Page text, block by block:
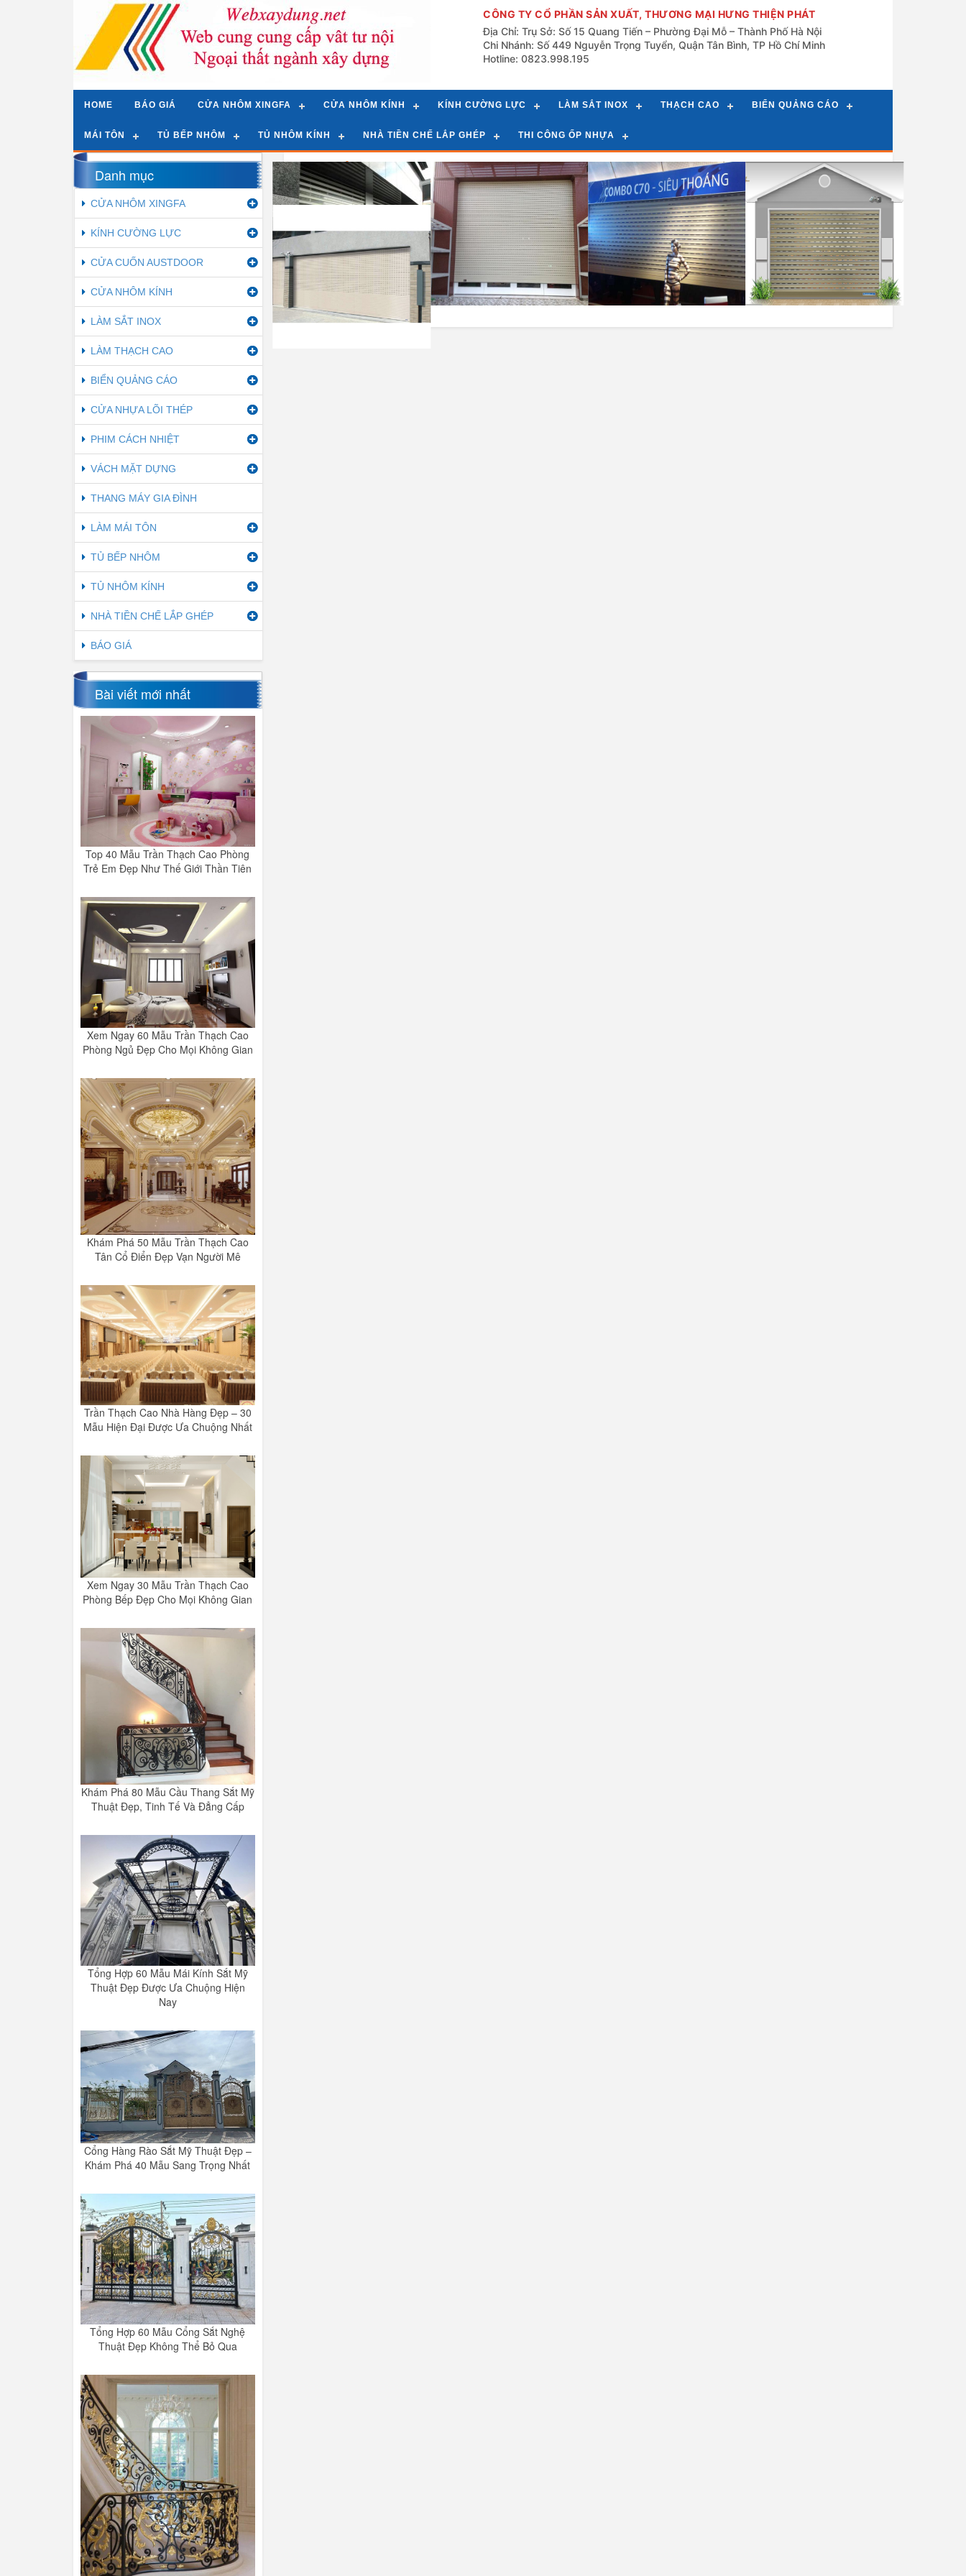
CÔNG TY CỔ PHẦN SẢN XUẤT, THƯƠNG MẠI HƯNG THIỆN PHÁT
Địa Chỉ: Trụ Sở: Số 15 Quang Tiến – Phường Đại Mỗ – Thành Phố Hà Nội
Chi Nhánh: Số 449 Nguyễn Trọng Tuyển, Quận Tân Bình, TP Hồ Chí Minh
Hotline: 0823.998.195
HOME BÁO GIÁ CỬA NHÔM XINGFA CỬA NHÔM KÍNH KÍNH CƯỜNG LỰC LÀM SẮT INOX THẠCH CAO BIỂN QUẢNG CÁO
MÁI TÔN TỦ BẾP NHÔM TỦ NHÔM KÍNH NHÀ TIỀN CHẾ LẮP GHÉP THI CÔNG ỐP NHỰA
Danh mục
CỬA NHÔM XINGFA
KÍNH CƯỜNG LỰC
CỬA CUỐN AUSTDOOR
CỬA NHÔM KÍNH
LÀM SẮT INOX
LÀM THẠCH CAO
BIỂN QUẢNG CÁO
CỬA NHỰA LÕI THÉP
PHIM CÁCH NHIỆT
VÁCH MẶT DỰNG
THANG MÁY GIA ĐÌNH
LÀM MÁI TÔN
TỦ BẾP NHÔM
TỦ NHÔM KÍNH
NHÀ TIỀN CHẾ LẮP GHÉP
BÁO GIÁ
Bài viết mới nhất
Top 40 Mẫu Trần Thạch Cao Phòng
Trẻ Em Đẹp Như Thế Giới Thần Tiên
Xem Ngay 60 Mẫu Trần Thạch Cao
Phòng Ngủ Đẹp Cho Mọi Không Gian
Khám Phá 50 Mẫu Trần Thạch Cao
Tân Cổ Điển Đẹp Vạn Người Mê
Trần Thạch Cao Nhà Hàng Đẹp – 30
Mẫu Hiện Đại Được Ưa Chuộng Nhất
Xem Ngay 30 Mẫu Trần Thạch Cao
Phòng Bếp Đẹp Cho Mọi Không Gian
Khám Phá 80 Mẫu Cầu Thang Sắt Mỹ
Thuật Đẹp, Tinh Tế Và Đẳng Cấp
Tổng Hợp 60 Mẫu Mái Kính Sắt Mỹ
Thuật Đẹp Được Ưa Chuộng Hiện
Nay
Cổng Hàng Rào Sắt Mỹ Thuật Đẹp –
Khám Phá 40 Mẫu Sang Trọng Nhất
Tổng Hợp 60 Mẫu Cổng Sắt Nghệ
Thuật Đẹp Không Thể Bỏ Qua
Trang Chủ»
Grid
List
Cửa cuốn Austdoor siêu
êm S51i
Cửa cuốn Austdoor siêu
thoáng C70
Cửa cuốn Austdoor thế hệ
mới
Cửa cuốn Austdoor thế hệ
mới S50i